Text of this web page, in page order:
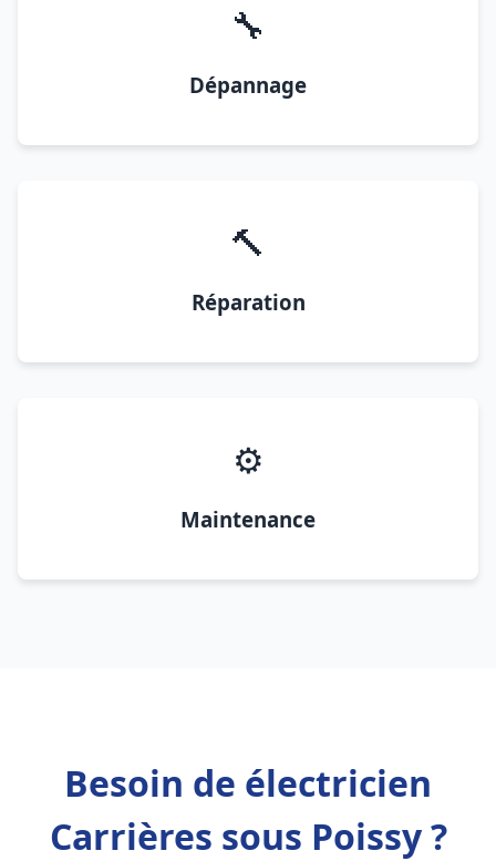
🔧
Dépannage
🔨
Réparation
⚙️
Maintenance
Besoin de électricien
Carrières sous Poissy ?